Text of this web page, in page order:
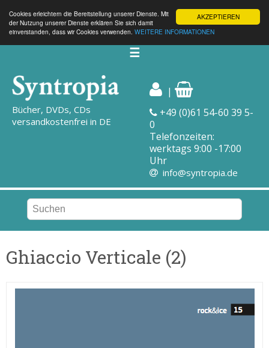
AKZEPTIEREN
Cookies erleichtern die Bereitstellung unserer Dienste. Mit
der Nutzung unserer Dienste erklären Sie sich damit
einverstanden, dass wir Cookies verwenden. WEITERE INFORMATIONEN
☰
Bücher, DVDs, CDs
versandkostenfrei in DE
|
+49 (0)61 54-60 39 5-
0
Telefonzeiten:
werktags 9:00 -17:00
Uhr
info@syntropia.de
Ghiaccio Verticale (2)